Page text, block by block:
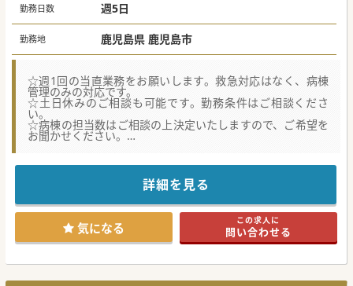
勤務日数 週5日
勤務地 鹿児島県 鹿児島市
☆週1回の当直業務をお願いします。救急対応はなく、病棟
管理のみの対応です。
☆土日休みのご相談も可能です。勤務条件はご相談くださ
い。
☆病棟の担当数はご相談の上決定いたしますので、ご希望を
お聞かせください。
鹿児島県で複数病院を経営している法人が母体の病院です。
時間外の対応もほとんどない勤務ですので、オンオフのはっ
全身管理のできる先生であれば科目は問いません。
是非ご検討ください。
#秋入職可
詳細を見る
気になる この求人に
問い合わせる